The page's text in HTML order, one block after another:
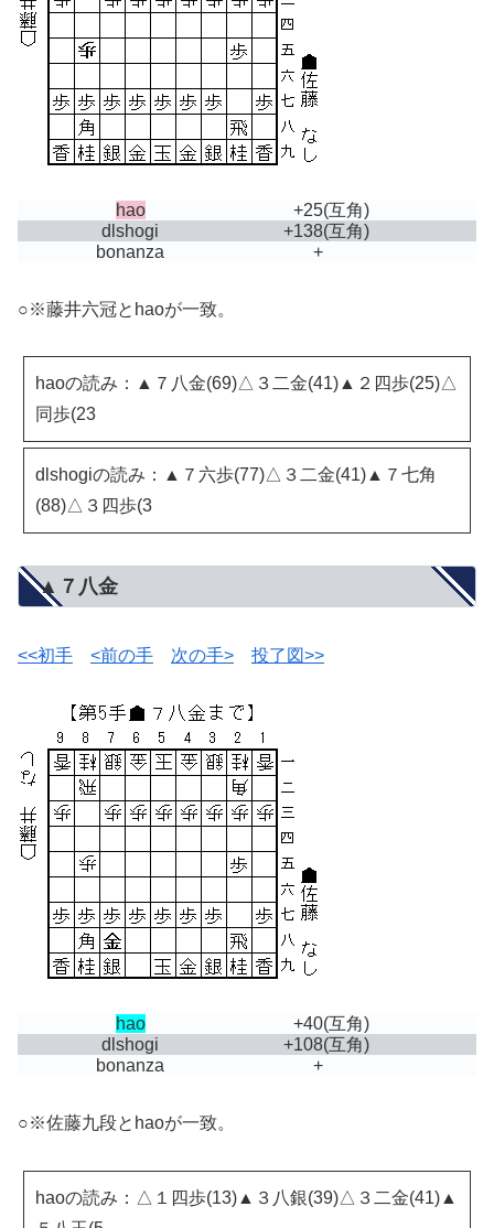
hao +25(互角)
dlshogi
+138(互角)
bonanza
+
○※藤井六冠とhaoが一致。
haoの読み：▲７八金(69)△３二金(41)▲２四歩(25)△
同歩(23
dlshogiの読み：▲７六歩(77)△３二金(41)▲７七角
(88)△３四歩(3
▲７八金
<<初手 <前の手 次の手> 投了図>>
hao +40(互角)
dlshogi
+108(互角)
bonanza
+
○※佐藤九段とhaoが一致。
haoの読み：△１四歩(13)▲３八銀(39)△３二金(41)▲